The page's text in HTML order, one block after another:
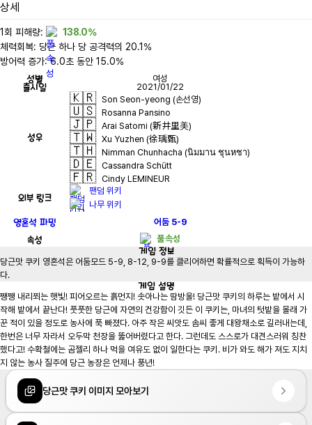
상세
1회 피해량:
138.0%
체력회복: 당근 하나 당 공격력의 20.1%
방어력 증가: 6.0초 동안 15.0%
성별 여성
출시일 2021/01/22
성우
🇰🇷 Son Seon-yeong (손선영)
🇺🇸 Rosanna Pansino
🇯🇵 Arai Satomi (新井里美)
🇹🇼 Xu Yuzhen (徐瑀甄)
🇹🇭 Nimman Chunhacha (นิมมาน ชุนหชา)
🇩🇪 Cassandra Schütt
🇫🇷 Cindy LEMINEUR
외부 링크
팬덤 위키
나무 위키
영혼석 파밍 어둠 5-9
속성 풀 속성
게임 정보
당근맛 쿠키 영혼석은 어둠모드 5-9, 8-12, 9-9를 클리어하면 확률적으로 획득이 가능하
다.
게임 설명
쨍쨍 내리쬐는 햇빛! 피어오르는 흙먼지! 솟아나는 땀방울! 당근맛 쿠키의 하루는 밭에서 시
작해 밭에서 끝난다! 풋풋한 당근에 자연의 건강함이 깃든 이 쿠키는, 마녀의 텃밭을 몰래 가
꾼 적이 있을 정도로 농사에 푹 빠졌다. 아주 작은 씨앗도 솜씨 좋게 대왕채소로 길러내는데,
한번은 너무 자라서 오두막 천장을 뚫어버렸다고 한다. 그런데도 스스로가 대견스러워 칭찬
했다고! 수확철에는 곰젤리 하나 먹을 여유도 없이 일한다는 쿠키. 비가 와도 해가 져도 지치
지 않는 농사 질주에 당근 농장은 언제나 풍년!
당근맛 쿠키 이미지 모아보기